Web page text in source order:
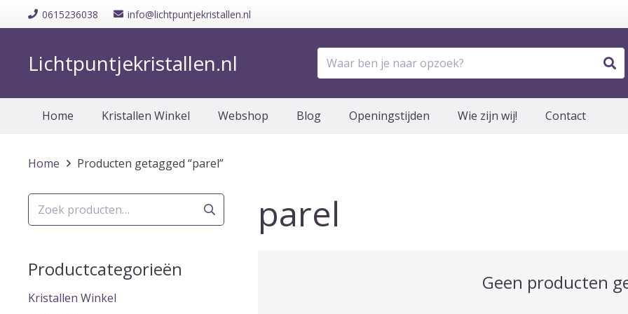
0615236038 info@lichtpuntjekristallen.nl
Lichtpuntjekristallen.nl
Home Kristallen Winkel Webshop Blog Openingstijden Wie zijn wij! Contact
Home Producten getagged “parel”
Zoeken
naar:
Productcategorieën
Kristallen Winkel
parel
Geen producten